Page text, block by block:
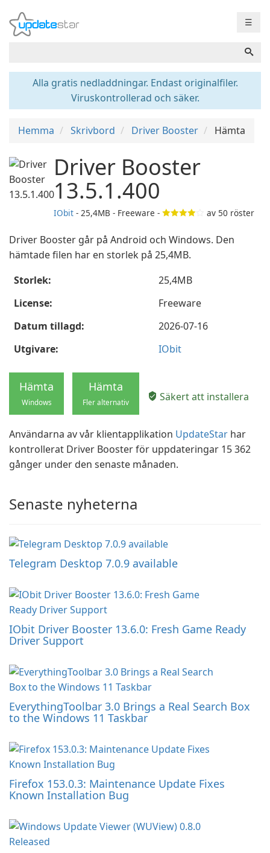
☰
Alla gratis nedladdningar. Endast originalfiler.
Viruskontrollerad och säker.
Hemma Skrivbord Driver Booster Hämta
Driver Booster
13.5.1.400
IObit - 25,4MB - Freeware - av 50 röster
Driver Booster går på Android och Windows. Den
hämtade filen har en storlek på 25,4MB.
Storlek:
25,4MB
License:
Freeware
Datum tillagd:
2026-07-16
Utgivare:
IObit
Hämta
Windows
Hämta
Fler alternativ Säkert att installera
Användarna av vår klientapplikation UpdateStar har
kontrollerat Driver Booster för uppdateringar 15 362
gånger under den senaste månaden.
Senaste nyheterna
Telegram Desktop 7.0.9 available
IObit Driver Booster 13.6.0: Fresh Game Ready
Driver Support
EverythingToolbar 3.0 Brings a Real Search Box
to the Windows 11 Taskbar
Firefox 153.0.3: Maintenance Update Fixes
Known Installation Bug